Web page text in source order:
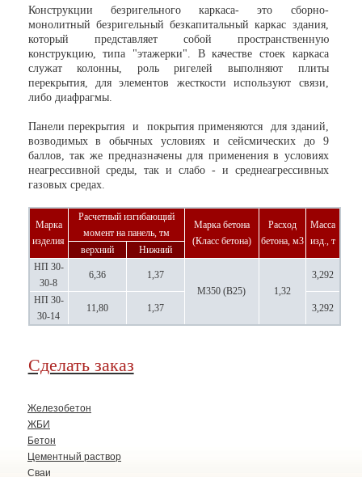
Конструкции безригельного каркаса- это сборно-
монолитный безригельный безкапитальный каркас здания,
который представляет собой пространственную
конструкцию, типа "этажерки". В качестве стоек каркаса
служат колонны, роль ригелей выполняют плиты
перекрытия, для элементов жесткости используют связи,
либо диафрагмы.
Панели перекрытия и покрытия применяются для зданий,
возводимых в обычных условиях и сейсмических до 9
баллов, так же предназначены для применения в условиях
неагрессивной среды, так и слабо - и среднеагрессивных
газовых средах.
Марка
изделия
Расчетный изгибающий
момент на панель, тм
Марка бетона
(Класс бетона)
Расход
бетона, м3
Масса
изд., т
верхний
Нижний
НП 30-
30-8
6,36
1,37
М350 (В25)
1,32
3,292
НП 30-
30-14
11,80 1,37 3,292
Сделать заказ
Железобетон
ЖБИ
Бетон
Цементный раствор
Сваи